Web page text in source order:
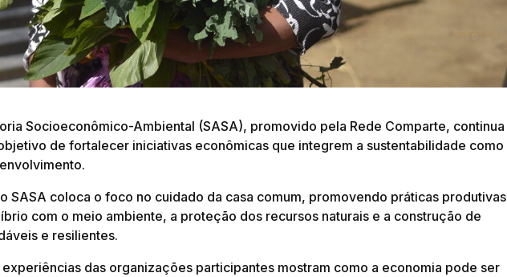
Socioeconômico-Ambiental (SASA), promovido pela Rede Comparte, continua
de fortalecer iniciativas econômicas que integrem a sustentabilidade como
SASA coloca o foco no cuidado da casa comum, promovendo práticas produtivas
com o meio ambiente, a proteção dos recursos naturais e a construção de
e resilientes.
das organizações participantes mostram como a economia pode ser